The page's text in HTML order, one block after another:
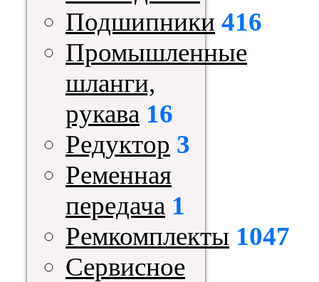
Подшипники 416
Промышленные
шланги,
рукава 16
Редуктор 3
Ременная
передача 1
Ремкомплекты 1047
Сервисное